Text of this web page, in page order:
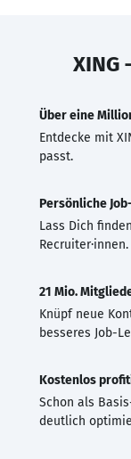
XING
Über eine
Entdecke mit
passt.
Persönliche
Lass Dich
Recruiter·innen.
21 Mio.
Knüpf neue
besseres Job-
Kostenlos
Schon als
deutlich